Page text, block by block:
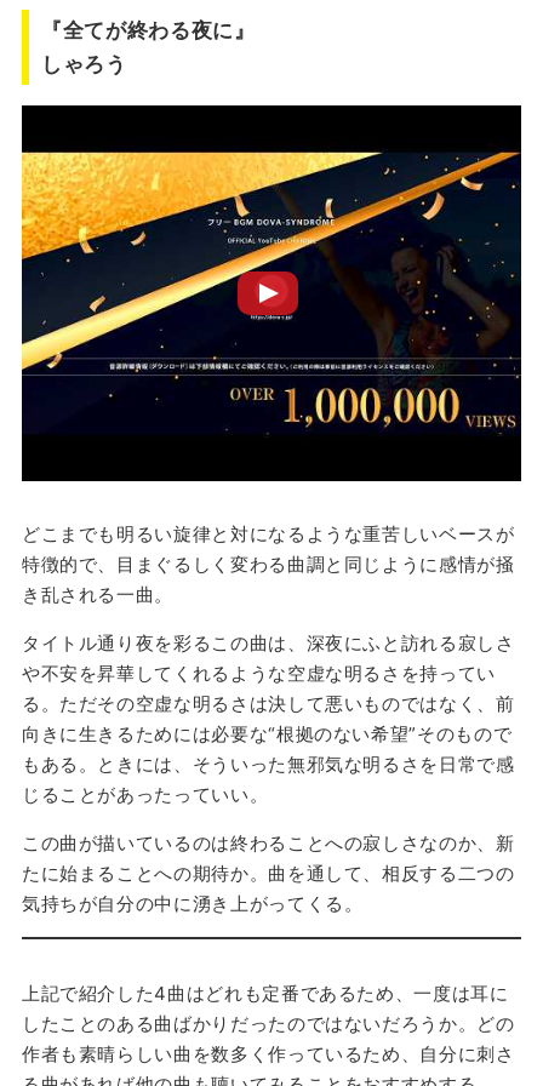
『全てが終わる夜に』
しゃろう
どこまでも明るい旋律と対になるような重苦しいベースが
特徴的で、目まぐるしく変わる曲調と同じように感情が掻
き乱される一曲。
タイトル通り夜を彩るこの曲は、深夜にふと訪れる寂しさ
や不安を昇華してくれるような空虚な明るさを持ってい
る。ただその空虚な明るさは決して悪いものではなく、前
向きに生きるためには必要な“根拠のない希望”そのもので
もある。ときには、そういった無邪気な明るさを日常で感
じることがあったっていい。
この曲が描いているのは終わることへの寂しさなのか、新
たに始まることへの期待か。曲を通して、相反する二つの
気持ちが自分の中に湧き上がってくる。
上記で紹介した4曲はどれも定番であるため、一度は耳に
したことのある曲ばかりだったのではないだろうか。どの
作者も素晴らしい曲を数多く作っているため、自分に刺さ